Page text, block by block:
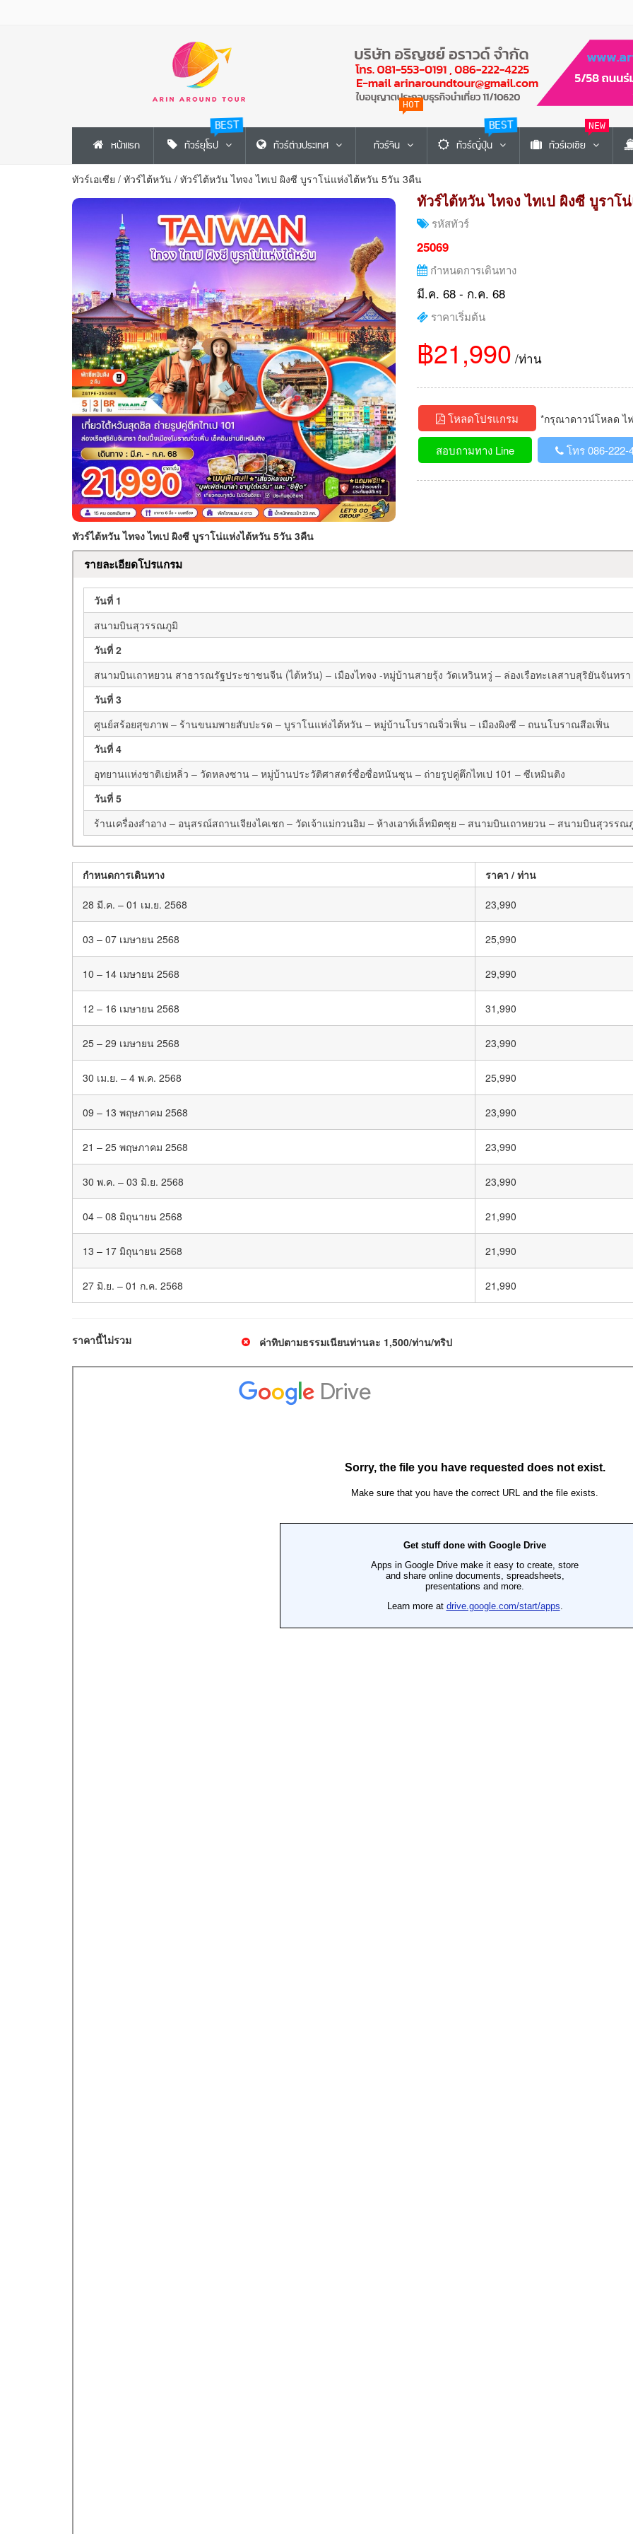
หน้าแรก ทัวร์ยุโรป
BEST
ทัวร์ต่างประเทศ ทัวร์จีน
HOT
ทัวร์ญี่ปุ่น
BEST
ทัวร์เอเซีย
NEW
ทัวร์เอเซีย / ทัวร์ไต้หวัน / ทัวร์ไต้หวัน ไทจง ไทเป ผิงซี บูราโน่แห่งไต้หวัน 5วัน 3คืน
ทัวร์ไต้หวัน ไทจง ไทเป ผิงซี บูรา
รหัสทัวร์
25069
กำหนดการเดินทาง
มี.ค. 68 - ก.ค. 68
ราคาเริ่มต้น
฿21,990 /ท่าน
โหลดโปรแกรม *กรุณาดาวน์โหลด ไฟ
สอบถามทาง Line โทร 086-222-
ทัวร์ไต้หวัน ไทจง ไทเป ผิงซี บูราโน่แห่งไต้หวัน 5วัน 3คืน
รายละเอียดโปรแกรม
วันที่ 1
สนามบินสุวรรณภูมิ
วันที่ 2
สนามบินเถาหยวน สาธารณรัฐประชาชนจีน (ไต้หวัน) – เมืองไทจง -หมู่บ้านสายรุ้ง วัดเหวินหวู่ – ล่องเรือทะเลสาบสุริยันจันทรา
วันที่ 3
ศูนย์สร้อยสุขภาพ – ร้านขนมพายสับปะรด – บูราโนแห่งไต้หวัน – หมู่บ้านโบราณจิ่วเฟิ่น – เมืองผิงซี – ถนนโบราณสือเฟิ่น
วันที่ 4
อุทยานแห่งชาติเย่หลิ่ว – วัดหลงซาน – หมู่บ้านประวัติศาสตร์ซื่อซื่อหนันซุน – ถ่ายรูปคู่ตึกไทเป 101 – ซีเหมินติง
วันที่ 5
ร้านเครื่องสำอาง – อนุสรณ์สถานเจียงไคเชก – วัดเจ้าแม่กวนอิม – ห้างเอาท์เล็ทมิตซุย – สนามบินเถาหยวน – สนามบินสุวรรณ
กำหนดการเดินทาง ราคา / ท่าน
28 มี.ค. – 01 เม.ย. 2568 23,990
03 – 07 เมษายน 2568 25,990
10 – 14 เมษายน 2568 29,990
12 – 16 เมษายน 2568 31,990
25 – 29 เมษายน 2568 23,990
30 เม.ย. – 4 พ.ค. 2568 25,990
09 – 13 พฤษภาคม 2568 23,990
21 – 25 พฤษภาคม 2568 23,990
30 พ.ค. – 03 มิ.ย. 2568 23,990
04 – 08 มิถุนายน 2568 21,990
13 – 17 มิถุนายน 2568 21,990
27 มิ.ย. – 01 ก.ค. 2568 21,990
ราคานี้ไม่รวม ค่าทิปตามธรรมเนียนท่านละ 1,500/ท่าน/ทริป